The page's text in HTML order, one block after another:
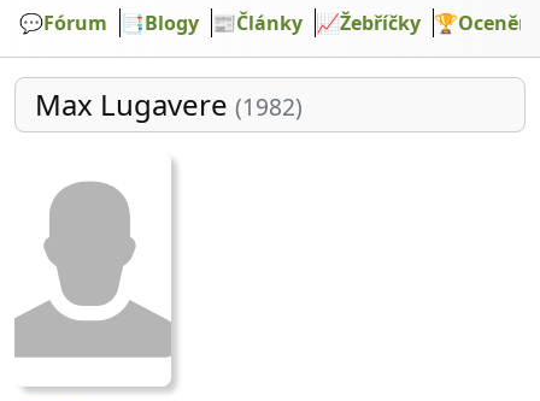
💬️Fórum 📑Blogy 📰Články 📈Žebříčky 🏆Ocenění
Max Lugavere (1982)